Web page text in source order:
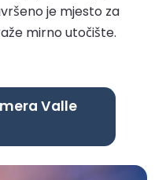
je mjesto za
mirno utočište.
Valle